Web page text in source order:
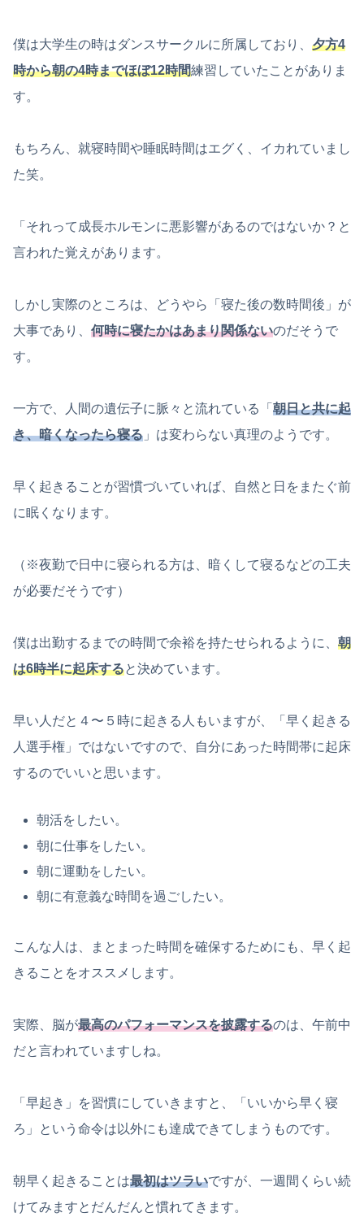
僕は大学生の時はダンスサークルに所属しており、 夕方4
時から朝の4時までほぼ12時間練習していたことがありま
す。
もちろん、就寝時間や睡眠時間はエグく、イカれていまし
た笑。
「それって成長ホルモンに悪影響があるのではないか？と
言われた覚えがあります。
しかし実際のところは、どうやら「寝た後の数時間後」が
大事であり、 何時に寝たかはあまり関係ないのだそうで
す。
一方で、人間の遺伝子に脈々と流れている「 朝日と共に起
き、暗くなったら寝る 」は変わらない真理のようです。
早く起きることが習慣づいていれば、自然と日をまたぐ前
に眠くなります。
（※夜勤で日中に寝られる方は、暗くして寝るなどの工夫
が必要だそうです）
僕は出勤するまでの時間で余裕を持たせられるように、 朝
は6時半に起床すると決めています。
早い人だと４〜５時に起きる人もいますが、「早く起きる
人選手権」ではないですので、自分にあった時間帯に起床
するのでいいと思います。
朝活をしたい。
朝に仕事をしたい。
朝に運動をしたい。
朝に有意義な時間を過ごしたい。
こんな人は、まとまった時間を確保するためにも、早く起
きることをオススメします。
実際、脳が最高のパフォーマンスを披露するのは、午前中
だと言われていますしね。
「早起き」を習慣にしていきますと、「いいから早く寝
ろ」という命令は以外にも達成できてしまうものです。
朝早く起きることは最初はツラいですが、一週間くらい続
けてみますとだんだんと慣れてきます。